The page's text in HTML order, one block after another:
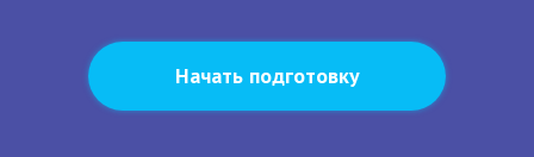
Начать подготовку